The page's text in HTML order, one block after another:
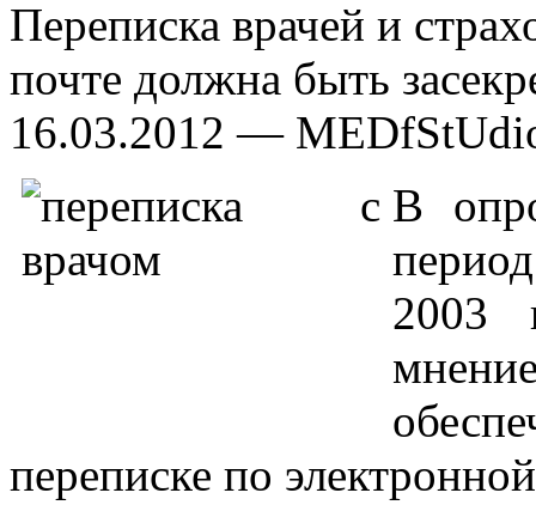
Переписка врачей и
почте должна быть
16.03.2012 —
В
2003
переписке по